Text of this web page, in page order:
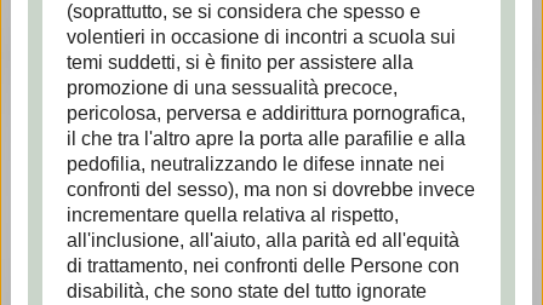
(soprattutto, se si considera che spesso e
volentieri in occasione di incontri a scuola sui
temi suddetti, si è finito per assistere alla
promozione di una sessualità precoce,
pericolosa, perversa e addirittura pornografica,
il che tra l'altro apre la porta alle parafilie e alla
pedofilia, neutralizzando le difese innate nei
confronti del sesso), ma non si dovrebbe invece
incrementare quella relativa al rispetto,
all'inclusione, all'aiuto, alla parità ed all'equità
di trattamento, nei confronti delle Persone con
disabilità, che sono state del tutto ignorate